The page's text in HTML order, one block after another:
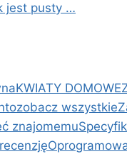
jest pusty …
KWIATY DOMOWE
zobacz wszystkie
znajomemu